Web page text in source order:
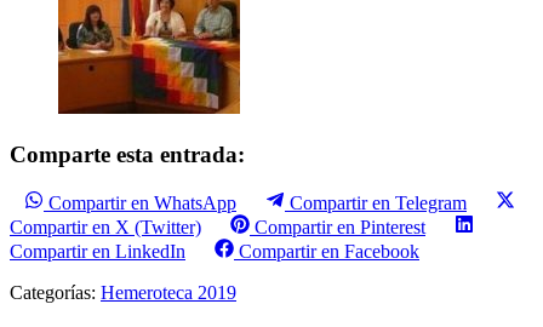
Comparte esta entrada:
Compartir en WhatsApp
Compartir en Telegram
Compartir en X (Twitter)
Compartir en Pinterest
Compartir en LinkedIn
Compartir en Facebook
Categorías: Hemeroteca 2019